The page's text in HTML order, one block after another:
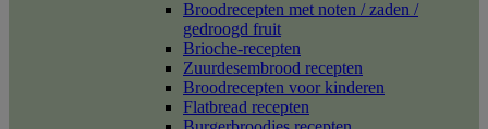
Broodrecepten met noten / zaden /
gedroogd fruit
Brioche-recepten
Zuurdesembrood recepten
Broodrecepten voor kinderen
Flatbread recepten